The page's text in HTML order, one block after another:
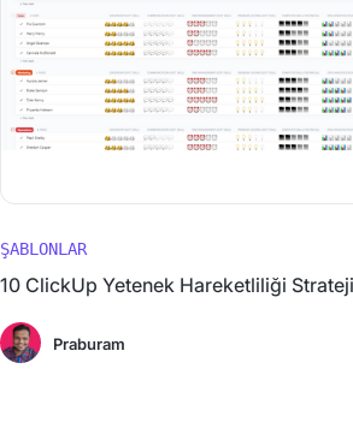
ŞABLONLAR
10 ClickUp Yetenek Hareketliliği
Praburam